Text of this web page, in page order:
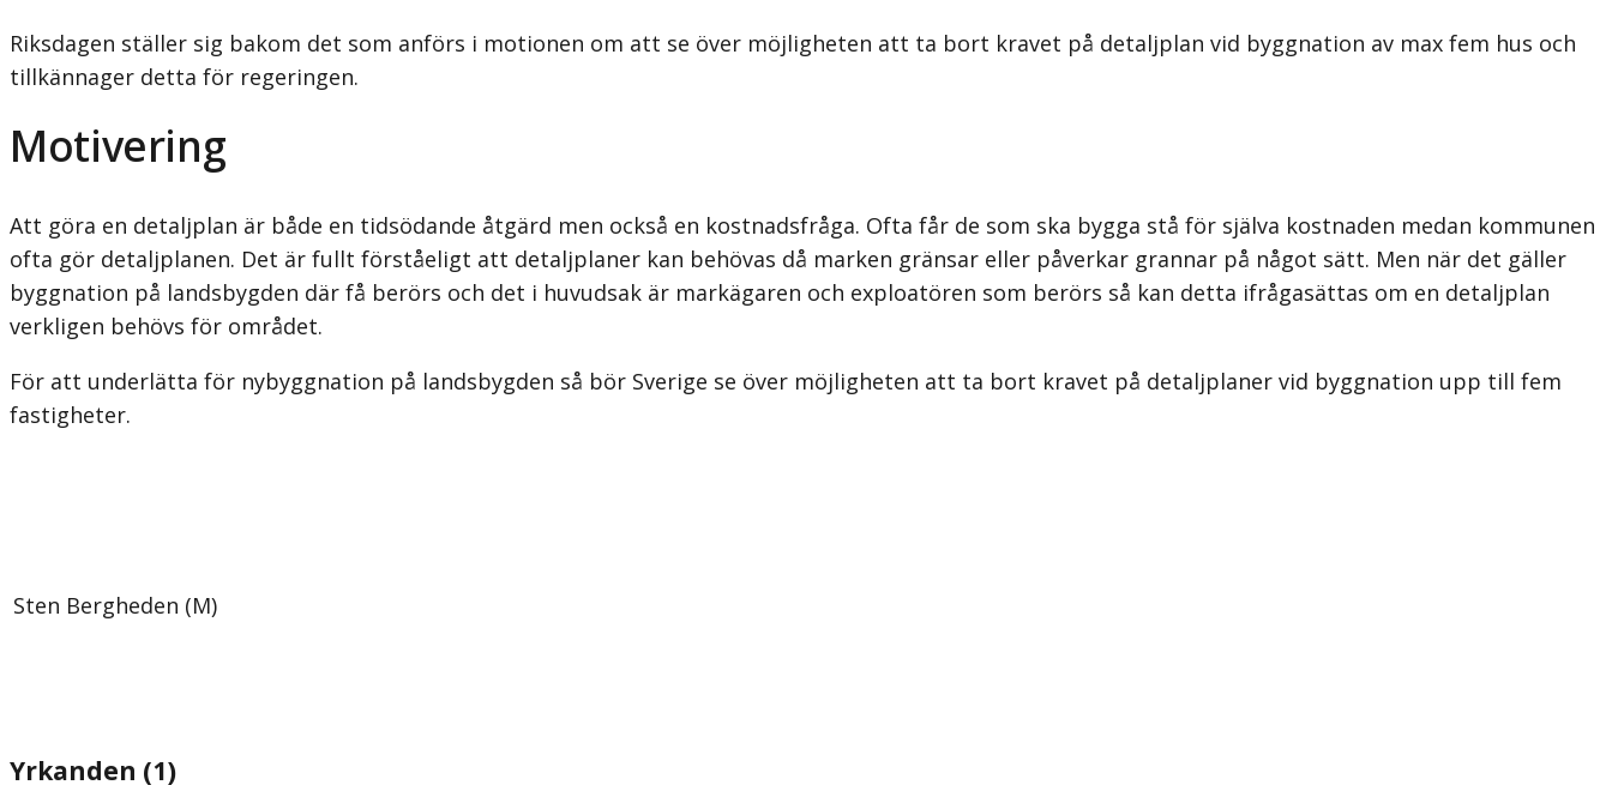
Riksdagen ställer sig bakom det som anförs i motionen om att se över möjligheten att ta bort kravet på detaljplan vid byggnation av max fem hus och
tillkännager detta för regeringen.
Motivering
Att göra en detaljplan är både en tidsödande åtgärd men också en kostnadsfråga. Ofta får de som ska bygga stå för själva kostnaden medan kommunen
ofta gör detaljplanen. Det är fullt förståeligt att detaljplaner kan behövas då marken gränsar eller påverkar grannar på något sätt. Men när det gäller
byggnation på landsbygden där få berörs och det i huvudsak är markägaren och exploatören som berörs så kan detta ifrågasättas om en detaljplan
verkligen behövs för området.
För att underlätta för nybyggnation på landsbygden så bör Sverige se över möjligheten att ta bort kravet på detaljplaner vid byggnation upp till fem
fastigheter.
Sten Bergheden (M)
Yrkanden (1)